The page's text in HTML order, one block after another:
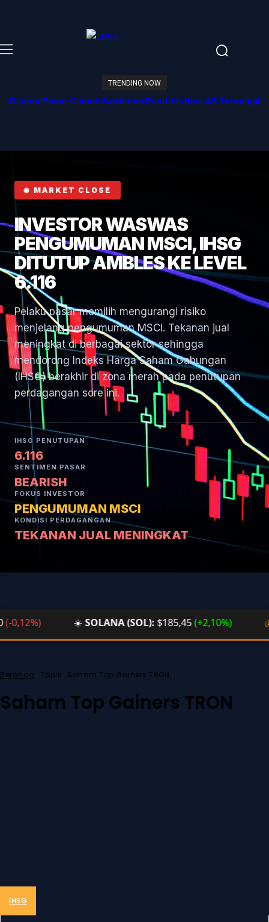
TRENDING NOW
Dilema Pasar Global: Sentimen Positif Inflasi AS Terganjal
MARKET CLOSE
INVESTOR WASWAS
PENGUMUMAN MSCI, IHSG
DITUTUP AMBLES KE LEVEL
6.116
Pelaku pasar memilih mengurangi risiko
menjelang pengumuman MSCI. Tekanan jual
meningkat di berbagai sektor sehingga
mendorong Indeks Harga Saham Gabungan
(IHSG) berakhir di zona merah pada penutupan
perdagangan sore ini.
IHSG PENUTUPAN
6.116
SENTIMEN PASAR
BEARISH
FOKUS INVESTOR
PENGUMUMAN MSCI
KONDISI PERDAGANGAN
TEKANAN JUAL MENINGKAT
```
SOLANA (SOL):$185,45(+2,10%)
Beranda Topik Saham Top Gainers TRON
Saham Top Gainers TRON
IHSG